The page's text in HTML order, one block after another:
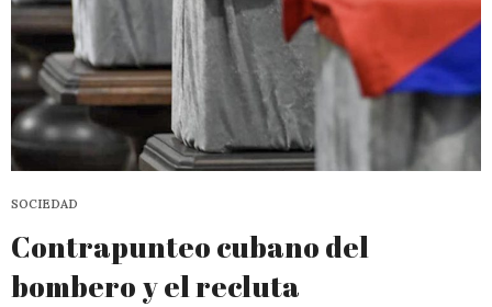
SOCIEDAD
Contrapunteo cubano del
bombero y el recluta